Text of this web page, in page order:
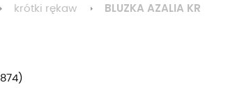
krótki rękaw BLUZKA AZALIA KR